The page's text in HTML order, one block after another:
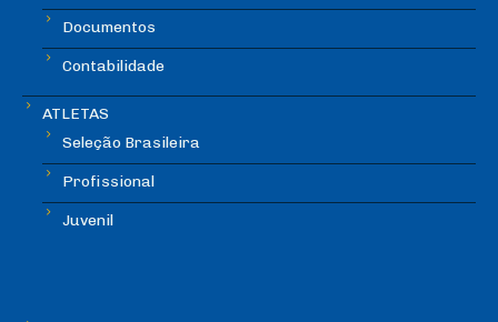
Documentos
Contabilidade
ATLETAS
Seleção Brasileira
Profissional
Juvenil